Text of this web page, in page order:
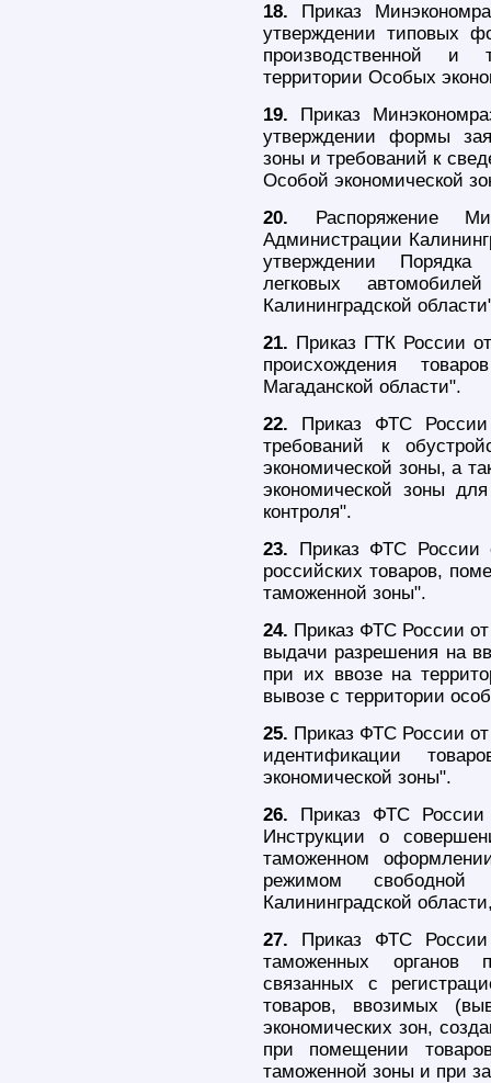
18. Приказ
утверждении типовых
производственной и
территории Особых
19. Приказ
утверждении формы
зоны и требований к
Особой экономической
20. Распоряжение
Администрации
утверждении Порядка
легковых
Калининградской
21. Приказ ГТК России
происхождения
Магаданской области".
22. Приказ ФТС
требований к
экономической зоны, а
экономической зоны
контроля".
23. Приказ ФТС России
российских товаров,
таможенной зоны".
24. Приказ ФТС России
выдачи разрешения на
при их ввозе на
вывозе с территории
25. Приказ ФТС России
идентификации
экономической зоны".
26. Приказ ФТС
Инструкции о
таможенном
режимом
Калининградской
27. Приказ ФТС
таможенных органов
связанных с
товаров, ввозимых
экономических зон,
при помещении
таможенной зоны и при